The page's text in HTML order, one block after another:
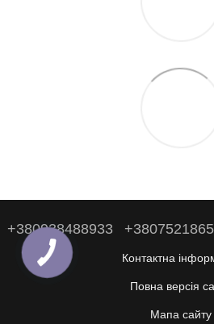
+380938488933
Контактна
Повна версія
Мапа сайту